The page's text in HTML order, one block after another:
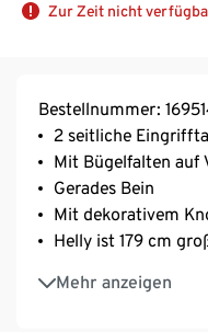
Zur Zeit nicht
Bestellnummer:
2 seitliche
Mit Bügelfalten auf
Gerades Bein
Mit dekorativem
Helly ist 179 cm
Mehr anzeigen
Dies ist ein Produkt